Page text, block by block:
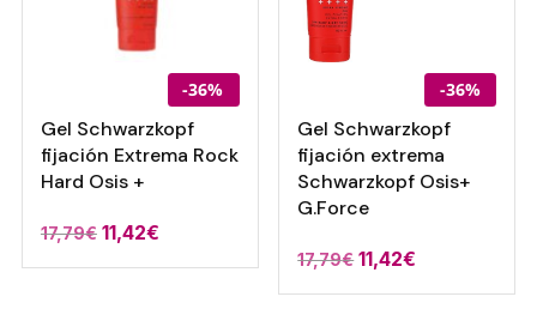
-36%
Gel Schwarzkopf
fijación Extrema Rock
Hard Osis +
17,79€ El
precio
11,42€El
precio
-36%
Gel Schwarzkopf
fijación extrema
Schwarzkopf Osis+
G.Force
17,79€ El
precio
11,42€
precio